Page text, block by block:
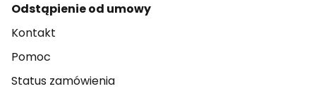
Odstąpienie od umowy
Kontakt
Pomoc
Status zamówienia